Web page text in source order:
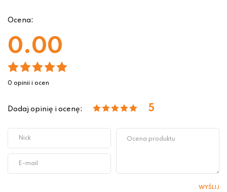
Ocena:
0.00
0 opinii i ocen
Dodaj opinię i ocenę: 5
WYŚLIJ